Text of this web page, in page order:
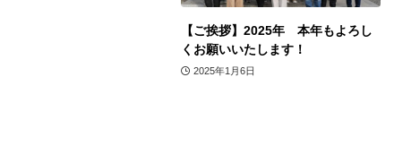
【ご挨拶】2025年 本年もよろし
くお願いいたします！
2025年1月6日